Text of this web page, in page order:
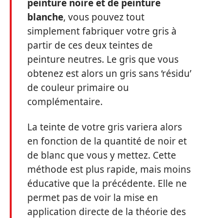
peinture noire et de peinture
blanche, vous pouvez tout
simplement fabriquer votre gris à
partir de ces deux teintes de
peinture neutres. Le gris que vous
obtenez est alors un gris sans ‘résidu’
de couleur primaire ou
complémentaire.
La teinte de votre gris variera alors
en fonction de la quantité de noir et
de blanc que vous y mettez. Cette
méthode est plus rapide, mais moins
éducative que la précédente. Elle ne
permet pas de voir la mise en
application directe de la théorie des